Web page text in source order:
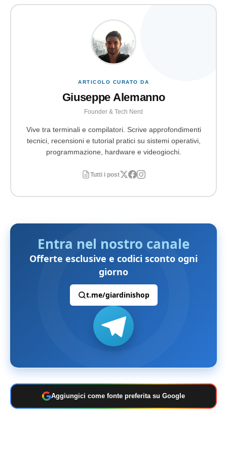
anche per avviare la procedura di
disconoscimento delle transazioni (chargeback) con il
ARTICOLO CURATO DA
Giuseppe Alemanno
Founder & Tech Nerd
Vive tra terminali e compilatori. Scrive approfondimenti
tecnici, recensioni e tutorial pratici su sistemi operativi,
programmazione, hardware e videogiochi.
Tutti i post
Entra nel nostro canale
Offerte esclusive e codici sconto ogni
giorno
t.me/giardinishop
Aggiungici come fonte preferita su Google